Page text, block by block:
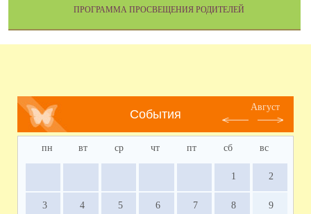
ПРОГРАММА ПРОСВЕЩЕНИЯ РОДИТЕЛЕЙ
События
Август
пн вт ср чт пт сб вс
1 2
3 4 5 6 7 8 9